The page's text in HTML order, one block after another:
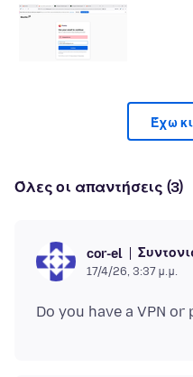
Έχω
Όλες οι απαντήσεις (3)
cor-el
17/4/26, 3:37 μ.μ.